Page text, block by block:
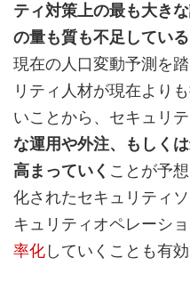
ティ対策上の最も大き
の量も質も不足している
現在の人口変動予測を
リティ人材が現在より
いことから、セキュリ
な運用や外注、もしく
高まっていく ことが予
化されたセキュリティ
キュリティオペレーシ
率化 していくことも有効